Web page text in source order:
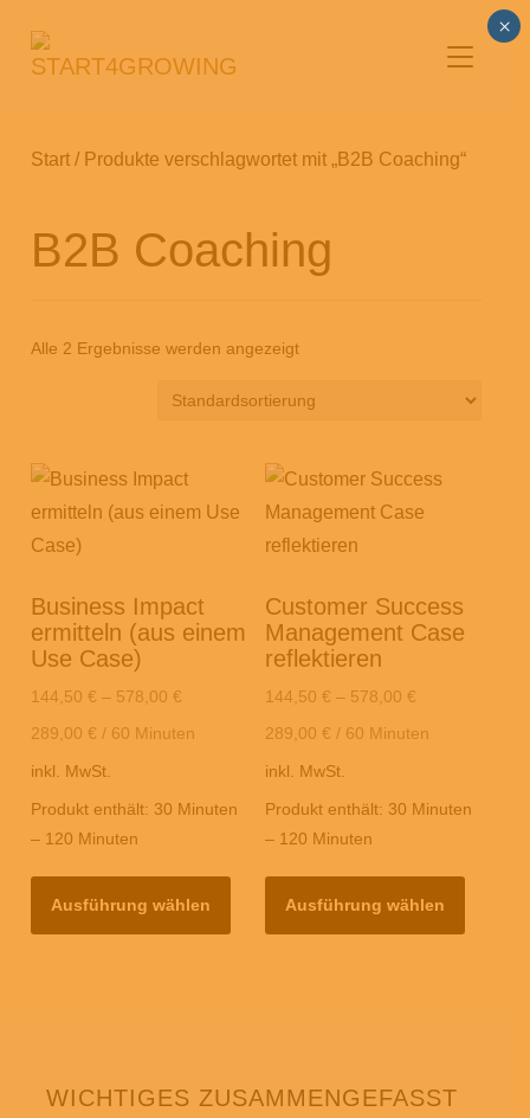
Start/ Produkte verschlagwortet mit „B2B Coaching“
B2B Coaching
Alle 2 Ergebnisse werden angezeigt
Business Impact
ermitteln (aus einem
Use Case)
144,50 € – 578,00 €
289,00 € / 60 Minuten
inkl. MwSt.
Produkt enthält: 30 Minuten
– 120 Minuten
Ausführung wählen
Dieses
Produkt
weist
Optionen
Customer Success
Management Case
reflektieren
144,50€ – 578,00€
289,00€ / 60 Minuten
inkl. MwSt.
Produkt enthält: 30 Minuten
– 120 Minuten
Ausführung wählen
Dieses
WICHTIGES ZUSAMMENGEFASST
×